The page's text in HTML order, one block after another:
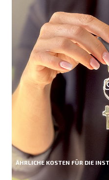
ÄHRLICHE KOSTEN FÜR DIE